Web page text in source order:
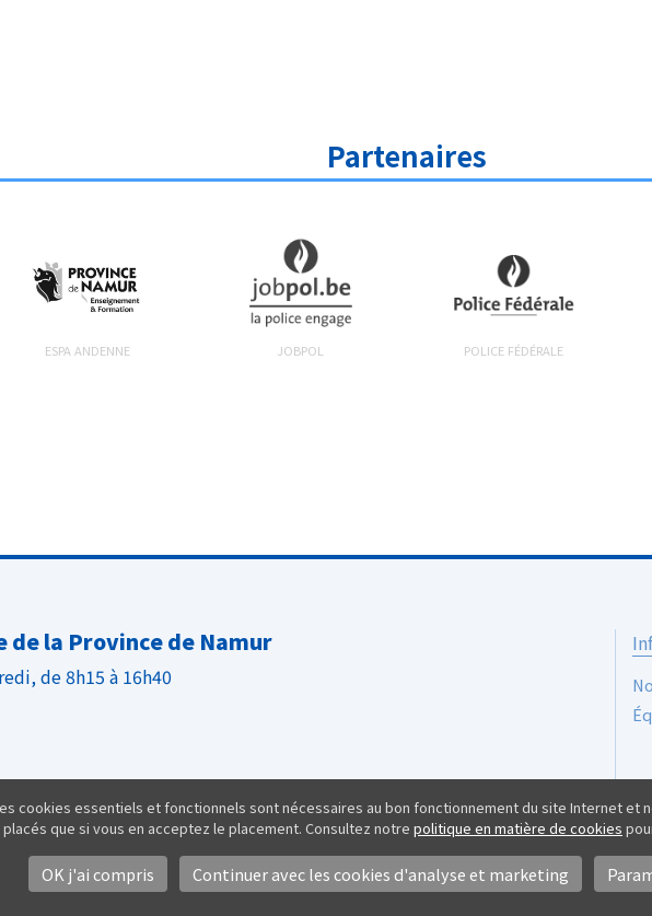
Partenaires
ESPA ANDENNE JOBPOL POLICE FÉDÉRALE
de la Province de Namur
de 8h15 à 16h40
cookies essentiels et fonctionnels sont nécessaires au bon fonctionnement du site Internet et
que si vous en acceptez le placement. Consultez notre politique en matière de cookies
OK j'ai compris Continuer avec les cookies d'analyse et marketing